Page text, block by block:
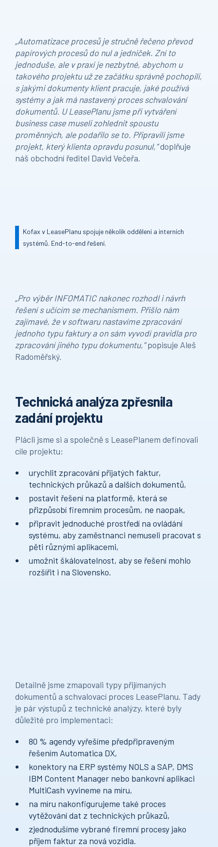
„Automatizace procesů je stručně řečeno převod
papírových procesů do nul a jedniček. Zní to
jednoduše, ale v praxi je nezbytné, abychom u
takového projektu už ze začátku správně pochopili,
s jakými dokumenty klient pracuje, jaké používá
systémy a jak má nastavený proces schvalování
dokumentů. U LeasePlanu jsme při vytváření
business case museli zohlednit spoustu
proměnných, ale podařilo se to. Připravili jsme
projekt, který klienta opravdu posunul,“doplňuje
náš obchodní ředitel David Večeřa.
Kofax v LeasePlanu spojuje několik oddělení a interních
systémů. End-to-end řešení.
„Pro výběr INFOMATIC nakonec rozhodl i návrh
řešení s učícím se mechanismem. Přišlo nám
zajímavé, že v softwaru nastavíme zpracování
jednoho typu faktury a on sám vyvodí pravidla pro
zpracování jiného typu dokumentu,“popisuje Aleš
Radoměřský.
Technická analýza zpřesnila
zadání projektu
Plácli jsme si a společně s LeasePlanem definovali
cíle projektu:
urychlit zpracování přijatých faktur,
technických průkazů a dalších dokumentů,
postavit řešení na platformě, která se
přizpůsobí firemním procesům, ne naopak,
připravit jednoduché prostředí na ovládání
systému, aby zaměstnanci nemuseli pracovat s
pěti různými aplikacemi,
umožnit škálovatelnost, aby se řešení mohlo
rozšířit i na Slovensko.
Detailně jsme zmapovali typy přijímaných
dokumentů a schvalovací proces LeasePlanu. Tady
je pár výstupů z technické analýzy, které byly
důležité pro implementaci:
80 % agendy vyřešíme předpřipraveným
řešením Automatica DX,
konektory na ERP systémy NOLS a SAP, DMS
IBM Content Manager nebo bankovní aplikaci
MultiCash vyvineme na míru,
na míru nakonfigurujeme také proces
vytěžování dat z technických průkazů,
zjednodušíme vybrané firemní procesy jako
příjem faktur za nová vozidla.